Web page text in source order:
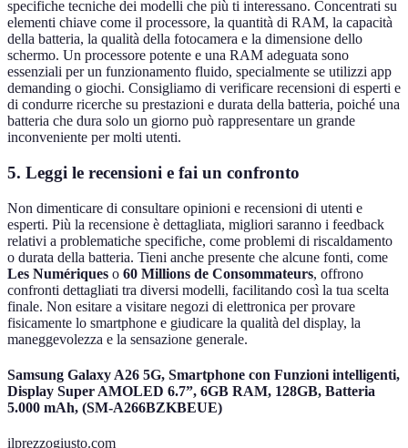
specifiche tecniche dei modelli che più ti interessano. Concentrati su
elementi chiave come il processore, la quantità di RAM, la capacità
della batteria, la qualità della fotocamera e la dimensione dello
schermo. Un processore potente e una RAM adeguata sono
essenziali per un funzionamento fluido, specialmente se utilizzi app
demanding o giochi. Consigliamo di verificare recensioni di esperti e
di condurre ricerche su prestazioni e durata della batteria, poiché una
batteria che dura solo un giorno può rappresentare un grande
inconveniente per molti utenti.
5. Leggi le recensioni e fai un confronto
Non dimenticare di consultare opinioni e recensioni di utenti e
esperti. Più la recensione è dettagliata, migliori saranno i feedback
relativi a problematiche specifiche, come problemi di riscaldamento
o durata della batteria. Tieni anche presente che alcune fonti, come
Les Numériques o 60 Millions de Consommateurs, offrono
confronti dettagliati tra diversi modelli, facilitando così la tua scelta
finale. Non esitare a visitare negozi di elettronica per provare
fisicamente lo smartphone e giudicare la qualità del display, la
maneggevolezza e la sensazione generale.
Samsung Galaxy A26 5G, Smartphone con Funzioni intelligenti,
Display Super AMOLED 6.7”, 6GB RAM, 128GB, Batteria
5.000 mAh, (SM-A266BZKBEUE)
ilprezzogiusto.com